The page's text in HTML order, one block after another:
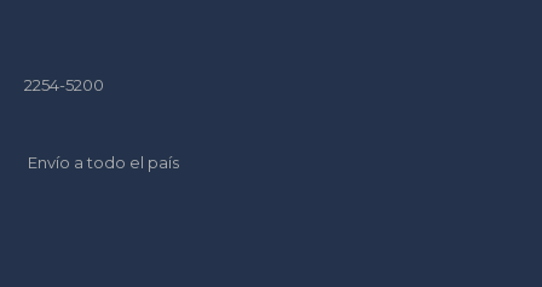
2254-5200
Envío a todo el país